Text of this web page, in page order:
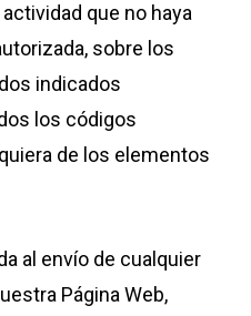
que no haya
sobre los
indicados
los códigos
de los elementos
al envío de cualquier
Página Web,